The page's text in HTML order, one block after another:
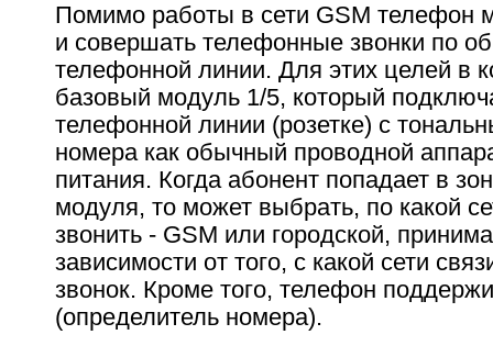
Помимо работы в сети GSM телефон
и совершать телефонные звонки по
телефонной линии. Для этих целей в
базовый модуль 1/5, который
телефонной линии (розетке) с
номера как обычный проводной
питания. Когда абонент попадает в
модуля, то может выбрать, по какой
звонить - GSM или городской,
зависимости от того, с какой сети
звонок. Кроме того, телефон
(определитель номера).